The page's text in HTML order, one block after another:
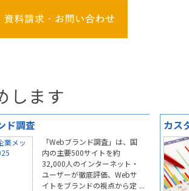
します
ド調査
「Webブランド調査」は、国
内の主要500サイトを約
32,000人のインターネット・
ユーザーが徹底評価、Webサ
イトをブランドの視点から定
カス